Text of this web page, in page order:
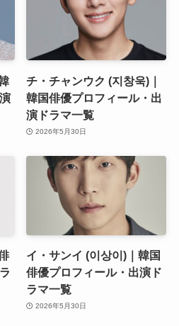
チ・チャンウク (지창욱)｜
韓国俳優プロフィール・出
演ドラマ一覧
2026年5月30日
イ・サンイ (이상이)｜韓国
俳優プロフィール・出演ド
ラマ一覧
2026年5月30日